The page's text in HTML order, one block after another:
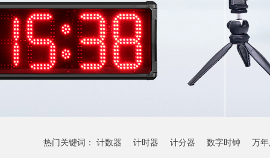
热门关键词： 计数器 计时器 计分器 数字时钟 万